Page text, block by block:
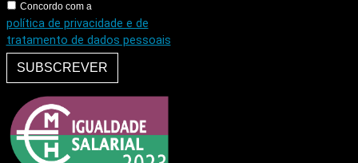
Concordo com a
política de privacidade e de
tratamento de dados pessoais
SUBSCREVER